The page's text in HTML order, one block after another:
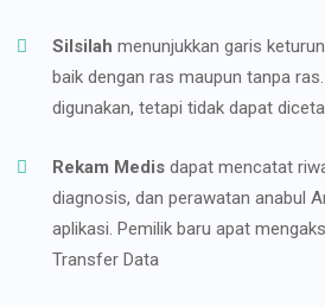
Silsilah menunjukkan garis
baik dengan ras maupun tanpa
digunakan, tetapi tidak dapat
Rekam Medis dapat mencatat
diagnosis, dan perawatan anabul
aplikasi. Pemilik baru apat
Transfer Data